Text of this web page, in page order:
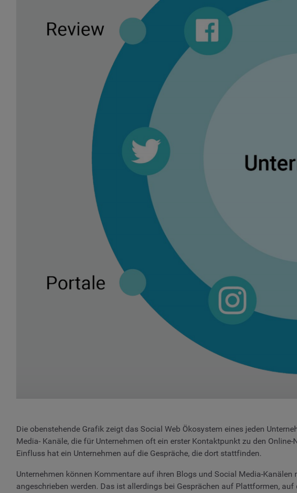
Die obenstehende Grafik zeigt das Social Web Ökosystem eines jeden
Media- Kanäle, die für Unternehmen oft ein erster Kontaktpunkt zu den
Einfluss hat ein Unternehmen auf die Gespräche, die dort stattfinden.
Unternehmen können Kommentare auf ihren Blogs und Social Media-
angeschrieben werden. Das ist allerdings bei Gesprächen auf Plattformen,